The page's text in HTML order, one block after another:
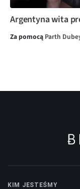
Argentyna wita
Za pomocą Parth
KIM JESTEŚMY